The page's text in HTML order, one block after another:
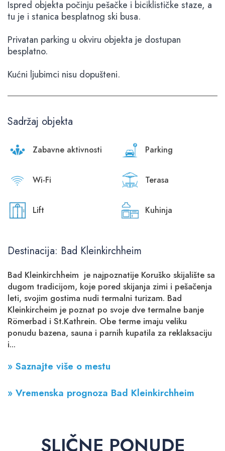
Ispred objekta počinju pešačke i biciklističke staze, a
tu je i stanica besplatnog ski busa.
Privatan parking u okviru objekta je dostupan
besplatno.
Kućni ljubimci nisu dopušteni.
Sadržaj objekta
Zabavne aktivnosti Parking
Wi-Fi Terasa
Lift Kuhinja
Destinacija: Bad Kleinkirchheim
Bad Kleinkirchheim je najpoznatije Koruško skijalište sa
dugom tradicijom, koje pored skijanja zimi i pešačenja
leti, svojim gostima nudi termalni turizam. Bad
Kleinkircheim je poznat po svoje dve termalne banje
Römerbad i St.Kathrein. Obe terme imaju veliku
ponudu bazena, sauna i parnih kupatila za reklaksaciju
i...
» Saznajte više o mestu
» Vremenska prognoza Bad Kleinkirchheim
SLIČNE PONUDE